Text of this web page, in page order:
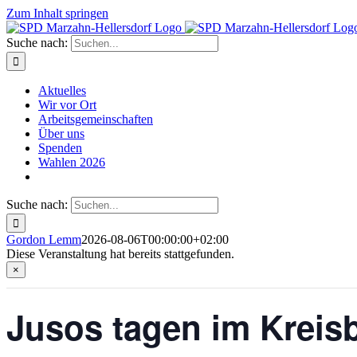
Zum Inhalt springen
Suche nach:
Aktuelles
Wir vor Ort
Arbeitsgemeinschaften
Über uns
Spenden
Wahlen 2026
Suche nach:
Gordon Lemm2026-08-06T00:00:00+02:00
Diese Veranstaltung hat bereits stattgefunden.
×
Jusos tagen im